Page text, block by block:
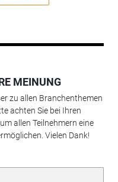
MEINUNG
zu allen Branchenthemen
achten Sie bei Ihren
allen Teilnehmern eine
Vielen Dank!